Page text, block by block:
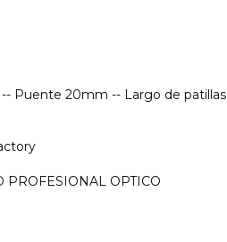
Puente 20mm -- Largo de patillas
OPTICO